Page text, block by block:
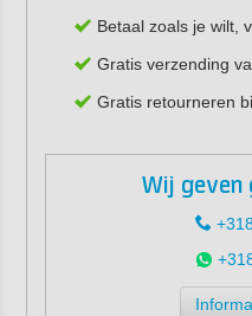
Betaal zoals je wilt,
Gratis verzending
Gratis retourneren
Wij geven